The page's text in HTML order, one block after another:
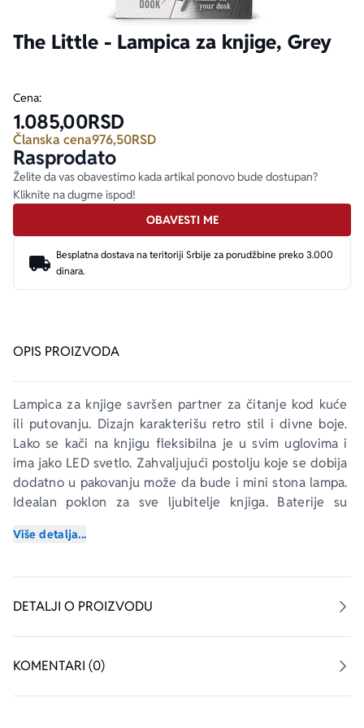
The Little - Lampica za knjige, Grey
OPIS PROIZVODA
Lampica za knjige savršen partner za čitanje kod kuće
ili putovanju. Dizajn karakterišu retro stil i divne boje.
Lako se kači na knjigu fleksibilna je u svim uglovima i
ima jako LED svetlo. Zahvaljujući postolju koje se dobija
dodatno u pakovanju može da bude i mini stona lampa.
Idealan poklon za sve ljubitelje knjiga. Baterije su
Više detalja...
DETALJI O PROIZVODU
KOMENTARI (0)
Cena:
1.085,00RSD
Članska cena976,50RSD
Rasprodato
Želite da vas obavestimo kada artikal ponovo bude dostupan?
Kliknite na dugme ispod!
OBAVESTI ME
Besplatna dostava na teritoriji Srbije za porudžbine preko 3.000
dinara.
Ekranizovane knjige
E-knjige
Autori
Poezija
Biografija
Bojan Ljubenović
Milica Jakovljević Mir-Jam
Peter Handke
Elif Šafak